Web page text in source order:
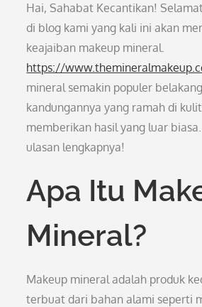
Hai, Sahabat Kecantikan!
di blog kami yang kali ini akan
keajaiban makeup mineral.
https://
mineral semakin populer
kandungannya yang ramah di
memberikan hasil yang luar
ulasan lengkapnya!
Apa Itu
Mineral?
Makeup mineral adalah produk
terbuat dari bahan alami seperti